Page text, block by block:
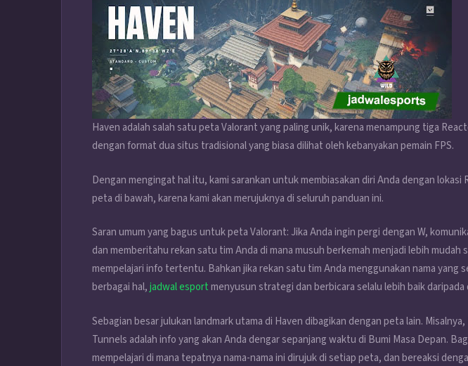
Haven adalah salah satu peta Valorant yang paling unik, karena menampung tiga
dengan format dua situs tradisional yang biasa dilihat oleh kebanyakan pemain FPS.
Dengan mengingat hal itu, kami sarankan untuk membiasakan diri Anda dengan lokasi
peta di bawah, karena kami akan merujuknya di seluruh panduan ini.
Saran umum yang bagus untuk peta Valorant: Jika Anda ingin pergi dengan W,
dan memberitahu rekan satu tim Anda di mana musuh berkemah menjadi lebih mudah
mempelajari info tertentu. Bahkan jika rekan satu tim Anda menggunakan nama yang
berbagai hal,jadwal esportmenyusun strategi dan berbicara selalu lebih baik daripada
Sebagian besar julukan landmark utama di Haven dibagikan dengan peta lain.
Tunnels adalah info yang akan Anda dengar sepanjang waktu di Bumi Masa Depan.
mempelajari di mana tepatnya nama-nama ini dirujuk di setiap peta, dan bereaksi